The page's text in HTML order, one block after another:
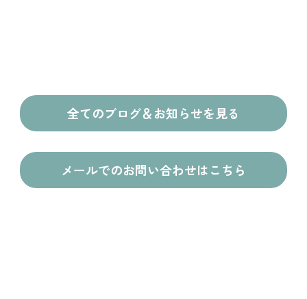
全てのブログ＆お知らせを見る
メールでのお問い合わせはこちら